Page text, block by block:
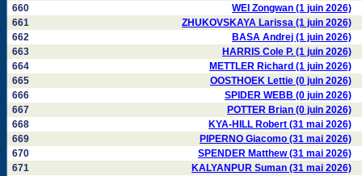
660
WEI Zongwan (1 juin 2026)
661
ZHUKOVSKAYA Larissa (1 juin 2026)
662
BASA Andrej (1 juin 2026)
663
HARRIS Cole P. (1 juin 2026)
664
METTLER Richard (1 juin 2026)
665
OOSTHOEK Lettie (0 juin 2026)
666
SPIDER WEBB (0 juin 2026)
667
POTTER Brian (0 juin 2026)
668
KYA-HILL Robert (31 mai 2026)
669
PIPERNO Giacomo (31 mai 2026)
670
SPENDER Matthew (31 mai 2026)
671
KALYANPUR Suman (31 mai 2026)